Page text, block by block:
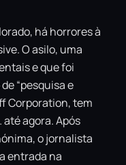
há horrores à
O asilo, uma
e que foi
“pesquisa e
Corporation, tem
agora. Após
o jornalista
entrada na